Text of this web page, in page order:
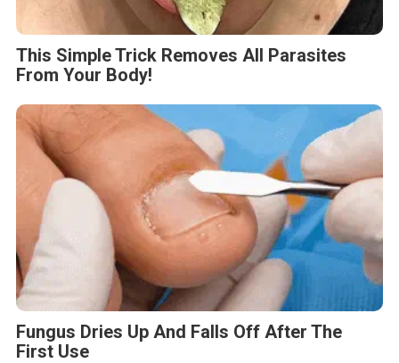
This Simple Trick Removes All Parasites
From Your Body!
Fungus Dries Up And Falls Off After The
First Use